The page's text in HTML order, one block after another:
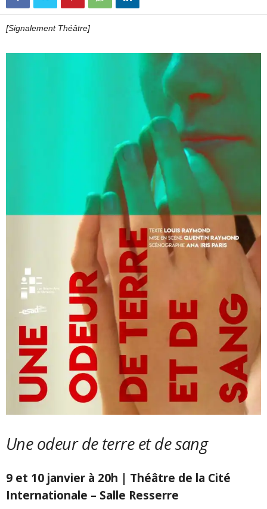
[Signalement Théâtre]
Une odeur de terre et de sang
9 et 10 janvier à 20h | Théâtre de la Cité
Internationale – Salle Resserre